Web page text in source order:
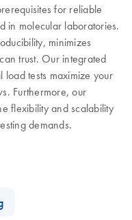
for reliable
in molecular laboratories.
minimizes
trust. Our integrated
load tests maximize your
Furthermore, our
flexibility and scalability
demands.